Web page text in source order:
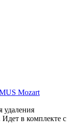
Mozart
удаления
в комплекте с